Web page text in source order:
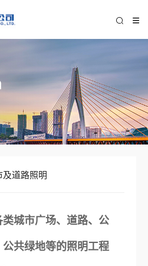
及道路照明
城市广场、道路、公
共绿地等的照明工程